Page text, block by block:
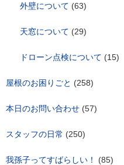
外壁について (63)
天窓について (29)
ドローン点検について (15)
屋根のお困りごと (258)
本日のお問い合わせ (57)
スタッフの日常 (250)
我孫子ってすばらしい！ (85)